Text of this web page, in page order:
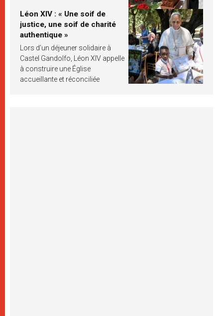
Léon XIV : « Une soif de
justice, une soif de charité
authentique »
Lors d’un déjeuner solidaire à
Castel Gandolfo, Léon XIV appelle
à construire une Église
accueillante et réconciliée